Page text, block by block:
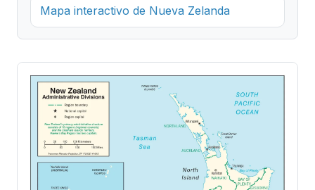
Mapa interactivo de Nueva Zelanda